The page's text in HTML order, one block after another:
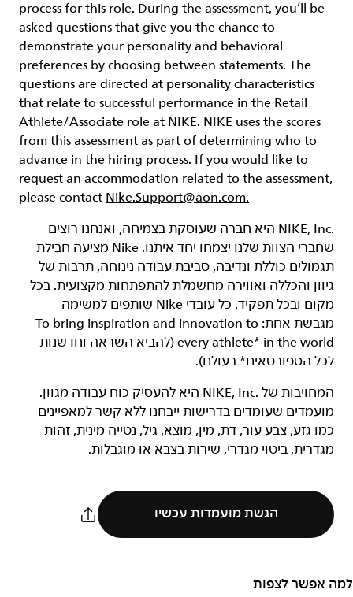
process for this role. During the assessment, you’ll be
asked questions that give you the chance to
demonstrate your personality and behavioral
preferences by choosing between statements. The
questions are directed at personality characteristics
that relate to successful performance in the Retail
Athlete/Associate role at NIKE. NIKE uses the scores
from this assessment as part of determining who to
advance in the hiring process. If you would like to
request an accommodation related to the assessment,
please contact Nike.Support@aon.com.
‏NIKE, Inc.‎ היא חברה שעוסקת בצמיחה, ואנחנו רוצים
שחברי הצוות שלנו יצמחו יחד איתנו. Nike מציעה חבילת
תגמולים כוללת ונדיבה, סביבת עבודה נינוחה, תרבות של
גיוון והכללה ואווירה מחשמלת להתפתחות מקצועית. בכל
מקום ובכל תפקיד, כל עובדי Nike שותפים למשימה
מגבשת אחת: To bring inspiration and innovation to
every athlete* in the world (להביא השראה וחדשנות
לכל הספורטאים* בעולם).
המחויבות של NIKE, Inc.‎ היא להעסיק כוח עבודה מגוון.
מועמדים שעומדים בדרישות ייבחנו ללא קשר למאפיינים
כמו גזע, צבע עור, דת, מין, מוצא, גיל, נטייה מינית, זהות
מגדרית, ביטוי מגדרי, שירות בצבא או מוגבלות.
הגשת מועמדות עכשיו
למה אפשר לצפות